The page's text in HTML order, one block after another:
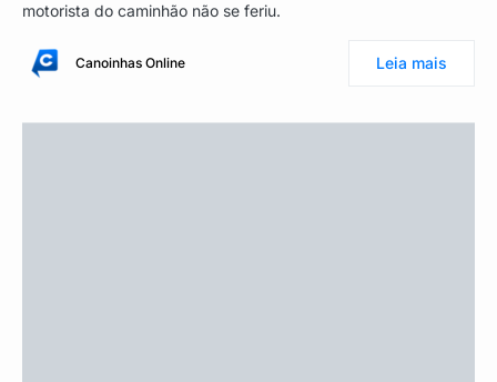
motorista do caminhão não se feriu.
Canoinhas Online Leia mais